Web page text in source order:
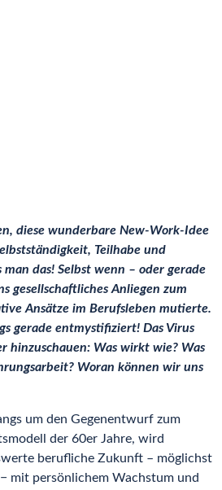
diese wunderbare New-Work-Idee
Teilhabe und
das! Selbst wenn – oder gerade
gesellschaftliches Anliegen zum
Ansätze im Berufsleben mutierte.
gerade entmystifiziert! Das Virus
hinzuschauen: Was wirkt wie? Was
Woran können wir uns
um den Gegenentwurf zum
der 60er Jahre, wird
berufliche Zukunft – möglichst
mit persönlichem Wachstum und